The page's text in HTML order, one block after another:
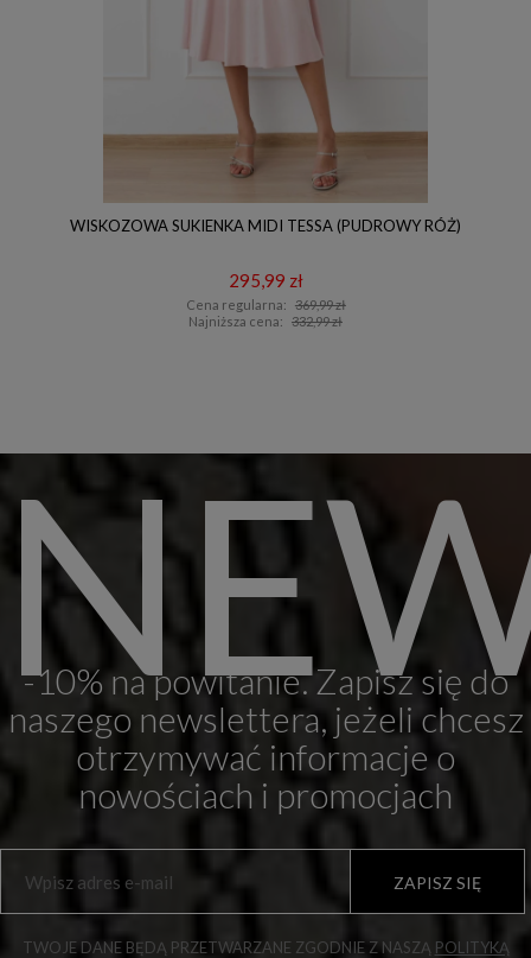
WISKOZOWA SUKIENKA MIDI TESSA (PUDROWY RÓŻ)
295,99 zł
Cena regularna:
369,99 zł
Najniższa cena:
332,99 zł
-10% na powitanie. Zapisz się do
naszego newslettera, jeżeli chcesz
otrzymywać informacje o
nowościach i promocjach
ZAPISZ SIĘ
TWOJE DANE BĘDĄ PRZETWARZANE ZGODNIE Z NASZĄ POLITYKĄ